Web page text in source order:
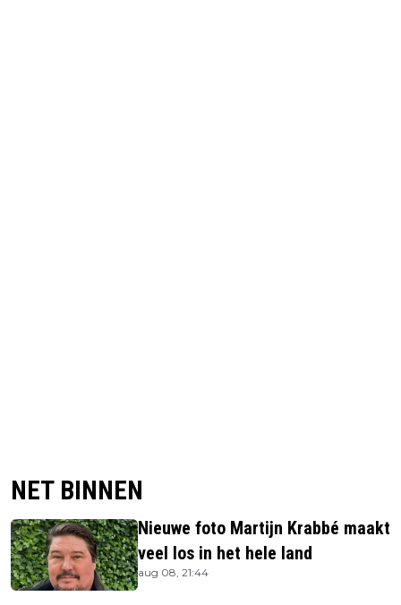
NET BINNEN
Nieuwe foto Martijn Krabbé maakt
veel los in het hele land
aug 08, 21:44